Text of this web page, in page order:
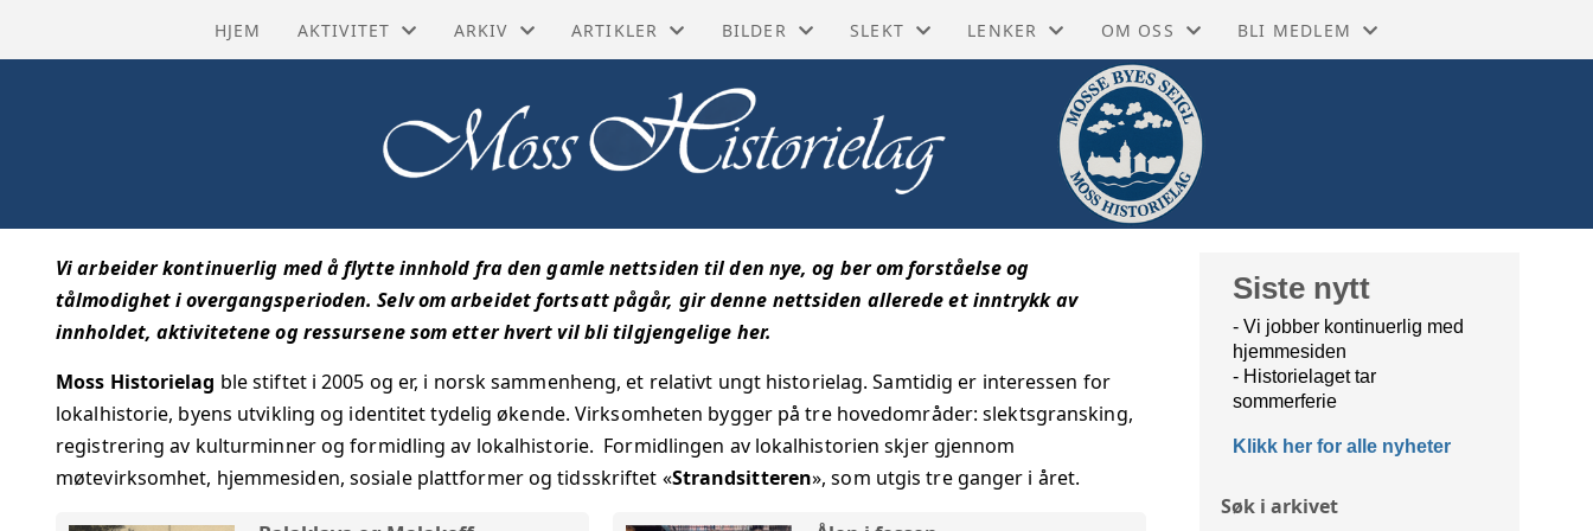
HJEM AKTIVITET
SISTE NYTT
AKTIVITETSKALENDER
GRUPPER
PROSJEKTER
ARKIV
HISTORISKE KART
KULTURMINNER
STRANDSITTEREN
TIDSLINJE
TILBAKEBLIKK
ARTIKLER
BIOGRAFIER
DIVERSE ARTIKLER
FRA INDUSTRIEN
GATER OG BYGNINGER
HISTORISKE HENDELSER
I GAMLE DAGER
BILDER
GUSTAV LINDMAN
KAI LORENTZEN
MOSSEFILMER
POSTKORT
TH BACHMANN
SLEKT
MATRIKLER OG ADRESSEBØKER
SLEKTSFORSKNING
LENKER
FØLG OSS PÅ FACEBOOK
DIGITALARKIVET
MOSS BYLEKSIKON
MOSSEHISTORIEN
NASJONALBIBLIOTEKET MOSS
NASJONALBIBLIOTEKET RYGGE
DIGITALT MUSEUM MOSS
OM OSS
GRASROTANDEL
MOSS HISTORIELAG
NETTBUTIKK
VÅRE ÆRESMEDLEMMER
ÅRSMELDINGER
BLI MEDLEM
Vi arbeider kontinuerlig med å flytte innhold fra den gamle nettsiden til den nye, og ber om forståelse og
tålmodighet i overgangsperioden. Selv om arbeidet fortsatt pågår, gir denne nettsiden allerede et inntrykk av
innholdet, aktivitetene og ressursene som etter hvert vil bli tilgjengelige her.
Moss Historielag ble stiftet i 2005 og er, i norsk sammenheng, et relativt ungt historielag. Samtidig er interessen for
lokalhistorie, byens utvikling og identitet tydelig økende.Virksomheten bygger på tre hovedområder: slektsgransking,
registrering av kulturminner og formidling av lokalhistorie. Formidlingen av lokalhistorien skjer gjennom
møtevirksomhet, hjemmesiden, sosiale plattformer og tidsskriftet «Strandsitteren», som utgis tre ganger i året.
Siste nytt
- Vi jobber kontinuerlig med
hjemmesiden
- Historielaget tar
sommerferie
Klikk her for alle nyheter
Søk i arkivet